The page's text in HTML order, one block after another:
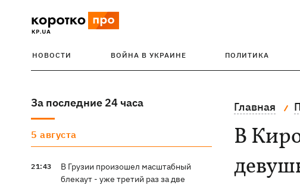
НОВОСТИ ВОЙНА В УКРАИНЕ ПОЛИТИКА
За последние 24 часа
5 августа
21:43
В Грузии произошел масштабный
блекаут - уже третий раз за две
Главная
В